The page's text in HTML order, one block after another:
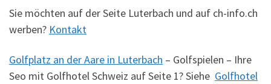
Sie möchten auf der Seite Luterbach und auf ch-info.ch
werben? Kontakt
Golfplatz an der Aare in Luterbach – Golfspielen – Ihre
Seo mit Golfhotel Schweiz auf Seite 1? Siehe Golfhotel